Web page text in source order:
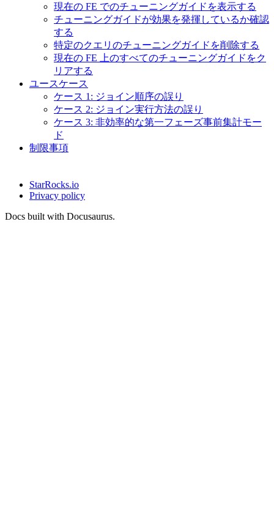
現在の FE でのチューニングガイドを表示する
チューニングガイドが効果を発揮しているか確認
する
特定のクエリのチューニングガイドを削除する
現在の FE 上のすべてのチューニングガイドをク
リアする
ユースケース
ケース 1: ジョイン順序の誤り
ケース 2: ジョイン実行方法の誤り
ケース 3: 非効率的な第一フェーズ事前集計モー
ド
制限事項
StarRocks.io
Privacy policy
Docs built with Docusaurus.